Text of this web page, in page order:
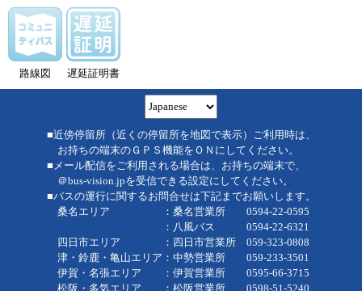
路線図 遅延証明書
■近傍停留所（近くの停留所を地図で表示）ご利用時は、
お持ちの端末のＧＰＳ機能をＯＮにしてください。
■メール配信をご利用される場合は、お持ちの端末で、
＠bus-vision.jpを受信できる設定にしてください。
■バスの運行に関するお問合せは下記までお願いします。
桑名エリア ：桑名営業所 0594-22-0595
：八風バス 0594-22-6321
四日市エリア ：四日市営業所 059-323-0808
津・鈴鹿・亀山エリア：中勢営業所 059-233-3501
伊賀・名張エリア ：伊賀営業所 0595-66-3715
松阪・多気エリア ：松阪営業所 0598-51-5240